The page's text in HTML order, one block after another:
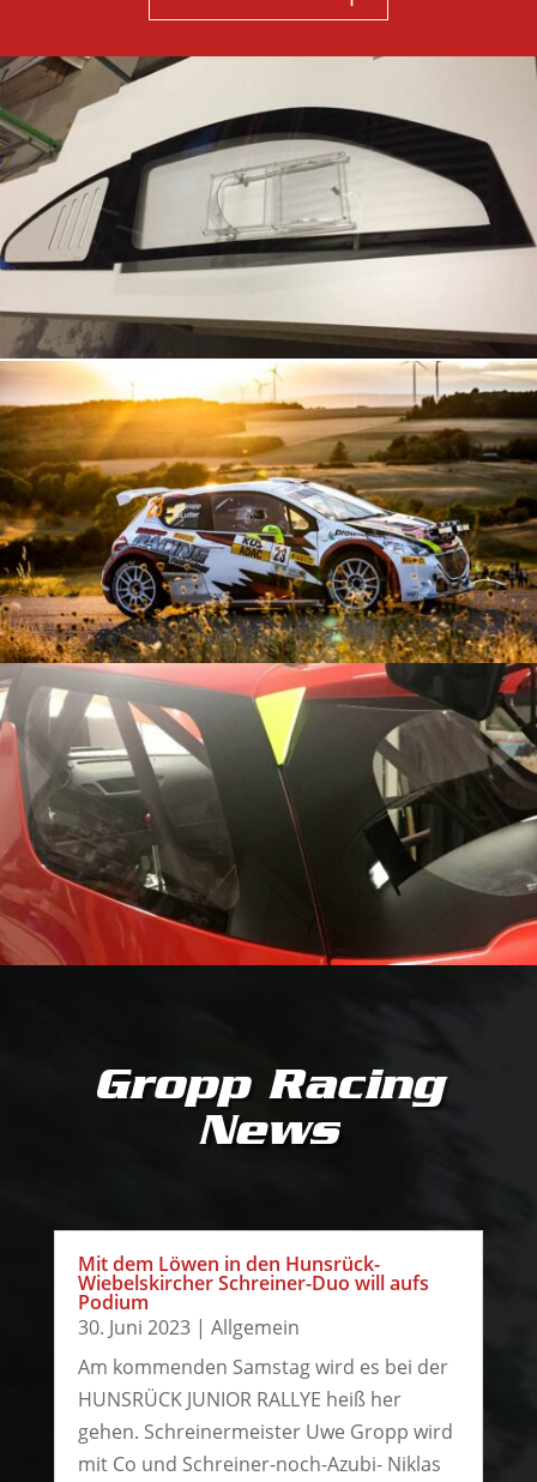
Gropp Racing
News
Mit dem Löwen in den Hunsrück-
Wiebelskircher Schreiner-Duo will aufs
Podium
30. Juni 2023| Allgemein
Am kommenden Samstag wird es bei der
HUNSRÜCK JUNIOR RALLYE heiß her
gehen. Schreinermeister Uwe Gropp wird
mit Co und Schreiner-noch-Azubi- Niklas